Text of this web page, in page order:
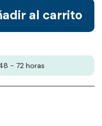
al carrito
- 72 horas
incluidos en tu lista